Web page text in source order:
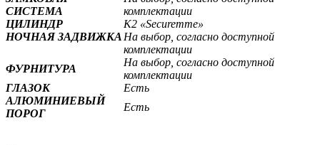
СИСТЕМА
комплектации
ЦИЛИНДР
К2 «Securemme»
НОЧНАЯ ЗАДВИЖКА На выбор, согласно доступной
комплектации
ФУРНИТУРА
На выбор, согласно доступной
комплектации
ГЛАЗОК
Есть
АЛЮМИНИЕВЫЙ
ПОРОГ
Есть